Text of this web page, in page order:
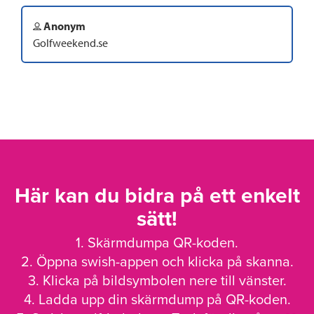
Anonym
Golfweekend.se
Här kan du bidra på ett enkelt
sätt!
1. Skärmdumpa QR-koden.
2. Öppna swish-appen och klicka på skanna.
3. Klicka på bildsymbolen nere till vänster.
4. Ladda upp din skärmdump på QR-koden.